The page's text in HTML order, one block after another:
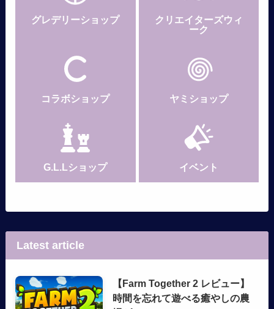
グレデリーショップ
クリエイターズウィ
ーク
コラボショップ ヤミショップ
G.L.Lショップ イベント
Latest article
【Farm Together 2 レビュー】
時間を忘れて遊べる癒やしの農